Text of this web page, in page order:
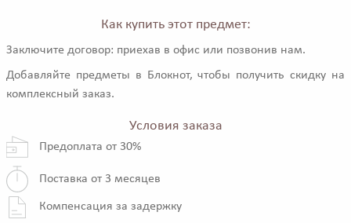
Как купить этот предмет:
Заключите договор: приехав в офис или позвонив нам.
Добавляйте предметы в Блокнот, чтобы получить скидку на
комплексный заказ.
Условия заказа
Предоплата от 30%
Поставка от 3 месяцев
Компенсация за задержку